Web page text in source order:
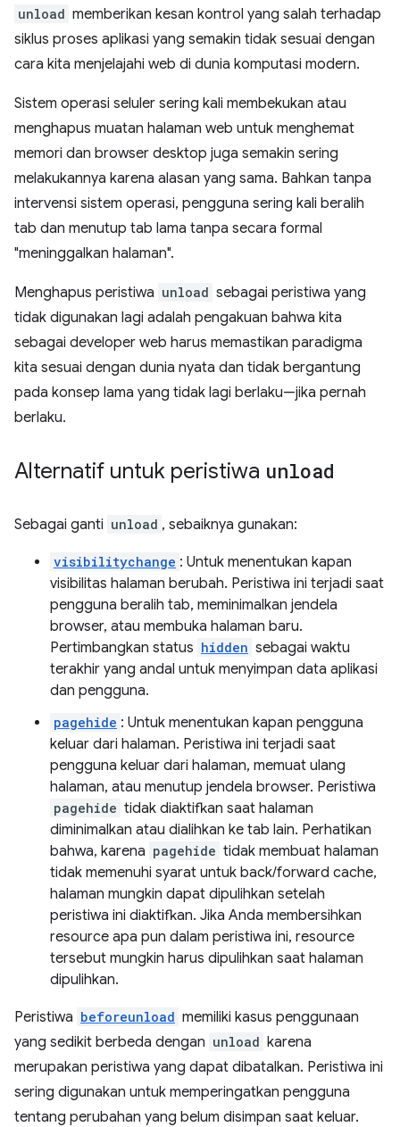
unload memberikan kesan kontrol yang salah terhadap
siklus proses aplikasi yang semakin tidak sesuai dengan
cara kita menjelajahi web di dunia komputasi modern.
Sistem operasi seluler sering kali membekukan atau
menghapus muatan halaman web untuk menghemat
memori dan browser desktop juga semakin sering
melakukannya karena alasan yang sama. Bahkan tanpa
intervensi sistem operasi, pengguna sering kali beralih
tab dan menutup tab lama tanpa secara formal
"meninggalkan halaman".
Menghapus peristiwa unload sebagai peristiwa yang
tidak digunakan lagi adalah pengakuan bahwa kita
sebagai developer web harus memastikan paradigma
kita sesuai dengan dunia nyata dan tidak bergantung
pada konsep lama yang tidak lagi berlaku—jika pernah
berlaku.
Alternatif untuk peristiwa unload
Sebagai ganti unload , sebaiknya gunakan:
visibilitychange : Untuk menentukan kapan
visibilitas halaman berubah. Peristiwa ini terjadi saat
pengguna beralih tab, meminimalkan jendela
browser, atau membuka halaman baru.
Pertimbangkan status hidden sebagai waktu
terakhir yang andal untuk menyimpan data aplikasi
dan pengguna.
pagehide : Untuk menentukan kapan pengguna
keluar dari halaman. Peristiwa ini terjadi saat
pengguna keluar dari halaman, memuat ulang
halaman, atau menutup jendela browser. Peristiwa
pagehide tidak diaktifkan saat halaman
diminimalkan atau dialihkan ke tab lain. Perhatikan
bahwa, karena pagehide tidak membuat halaman
tidak memenuhi syarat untuk back/forward cache,
halaman mungkin dapat dipulihkan setelah
peristiwa ini diaktifkan. Jika Anda membersihkan
resource apa pun dalam peristiwa ini, resource
tersebut mungkin harus dipulihkan saat halaman
dipulihkan.
Peristiwa beforeunload memiliki kasus penggunaan
yang sedikit berbeda dengan unload karena
merupakan peristiwa yang dapat dibatalkan. Peristiwa ini
sering digunakan untuk memperingatkan pengguna
tentang perubahan yang belum disimpan saat keluar.